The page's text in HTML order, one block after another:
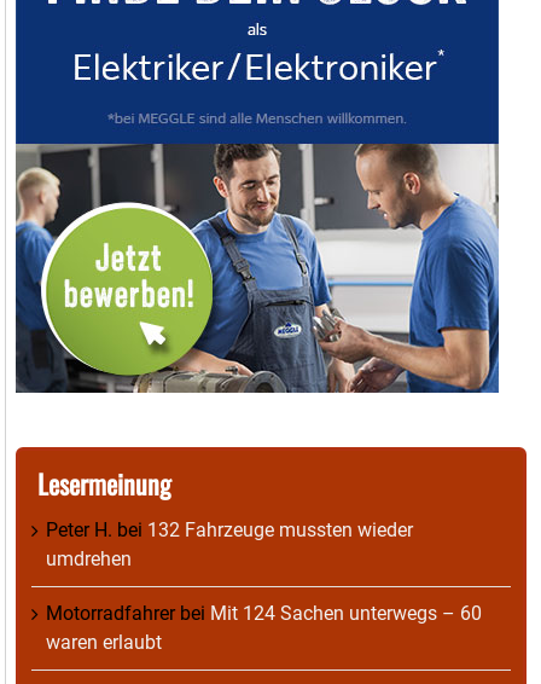
Lesermeinung
Peter H. bei 132 Fahrzeuge mussten wieder
umdrehen
Motorradfahrerbei Mit 124 Sachen unterwegs – 60
waren erlaubt